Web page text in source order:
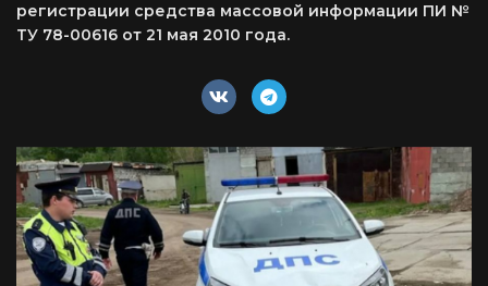
регистрации средства массовой информации ПИ №
ТУ 78-00616 от 21 мая 2010 года.